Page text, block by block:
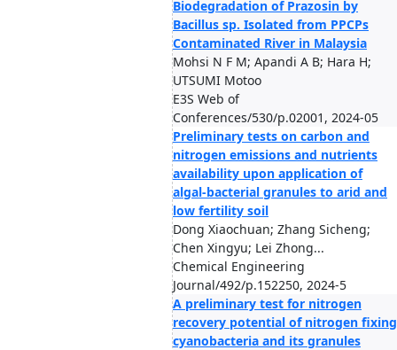
Biodegradation of Prazosin by
Bacillus sp. Isolated from PPCPs
Contaminated River in Malaysia
Mohsi N F M; Apandi A B; Hara H;
UTSUMI Motoo
E3S Web of
Conferences/530/p.02001, 2024-05
Preliminary tests on carbon and
nitrogen emissions and nutrients
availability upon application of
algal-bacterial granules to arid and
low fertility soil
Dong Xiaochuan; Zhang Sicheng;
Chen Xingyu; Lei Zhong...
Chemical Engineering
Journal/492/p.152250, 2024-5
A preliminary test for nitrogen
recovery potential of nitrogen fixing
cyanobacteria and its granules